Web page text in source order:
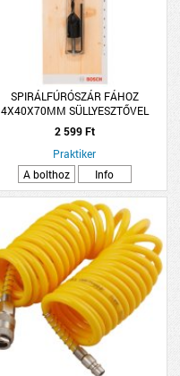
SPIRÁLFÚRÓSZÁR FÁHOZ
4X40X70MM SÜLLYESZTŐVEL
2 599 Ft
Praktiker
A bolthoz
Info